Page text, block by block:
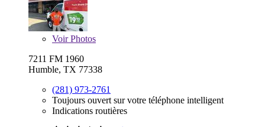
VoirPhotos
7211 FM 1960
Humble, TX 77338
(281) 973-2761
Toujours ouvert sur votre téléphone intelligent
Indications routières